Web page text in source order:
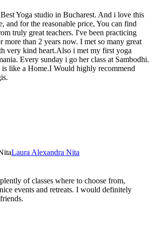
Yoga studio in Bucharest. And i love this
and for the reasonable price, You can find
truly great teachers. I've been practicing
more than 2 years now. I met so many great
very kind heart.Also i met my first yoga
Every sunday i go her class at Sambodhi.
is like a Home.I Would highly recommend
Laura Alexandra Nita
of classes where to choose from,
events and retreats. I would definitely